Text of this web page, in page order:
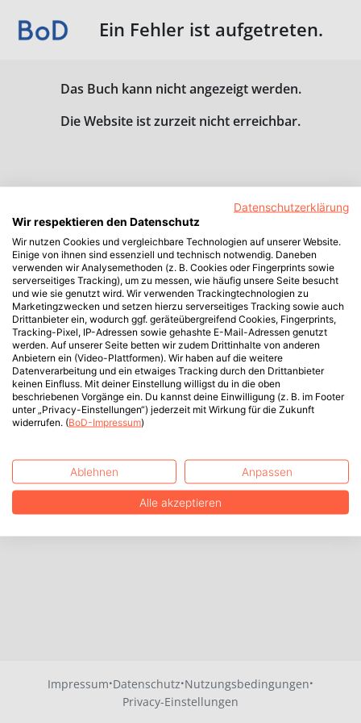
Ein Fehler ist aufgetreten.
Das Buch kann nicht angezeigt werden.
Die Website ist zurzeit nicht erreichbar.
Impressum·Datenschutz·Nutzungsbedingungen·
Privacy-Einstellungen
Datenschutzerklärung
Wir respektieren den Datenschutz
Wir nutzen Cookies und vergleichbare Technologien auf unserer Website.
Einige von ihnen sind essenziell und technisch notwendig. Daneben
verwenden wir Analysemethoden (z. B. Cookies oder Fingerprints sowie
serverseitiges Tracking), um zu messen, wie häufig unsere Seite besucht
und wie sie genutzt wird. Wir verwenden Trackingtechnologien zu
Marketingzwecken und setzen hierzu serverseitiges Tracking sowie auch
Drittanbieter ein, wodurch ggf. geräteübergreifend Cookies, Fingerprints,
Tracking-Pixel, IP-Adressen sowie gehashte E-Mail-Adressen genutzt
werden. Auf unserer Seite betten wir zudem Drittinhalte von anderen
Anbietern ein (Video-Plattformen). Wir haben auf die weitere
Datenverarbeitung und ein etwaiges Tracking durch den Drittanbieter
keinen Einfluss. Mit deiner Einstellung willigst du in die oben
beschriebenen Vorgänge ein. Du kannst deine Einwilligung (z. B. im Footer
unter „Privacy-Einstellungen“) jederzeit mit Wirkung für die Zukunft
widerrufen. (BoD-Impressum)
Ablehnen Anpassen
Alle akzeptieren